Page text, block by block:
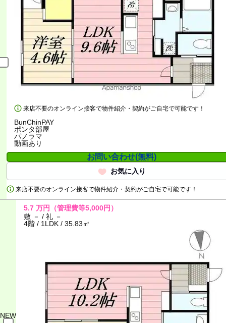
来店不要のオンライン接客で物件紹介・契約がご自宅で可能です！
BunChinPAY
ポンタ部屋
パノラマ
動画あり
お問い合わせ(無料)
お気に入り
来店不要のオンライン接客で物件紹介・契約がご自宅で可能です！
NEW
5.7 万円
（管理費等5,000円）
敷 － / 礼 －
4階 / 1LDK / 35.83㎡